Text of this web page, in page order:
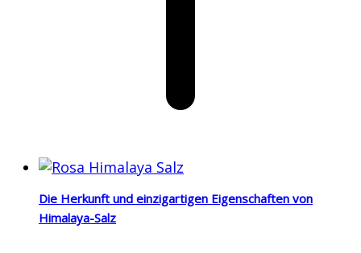
Die Herkunft und einzigartigen Eigenschaften von
Himalaya-Salz